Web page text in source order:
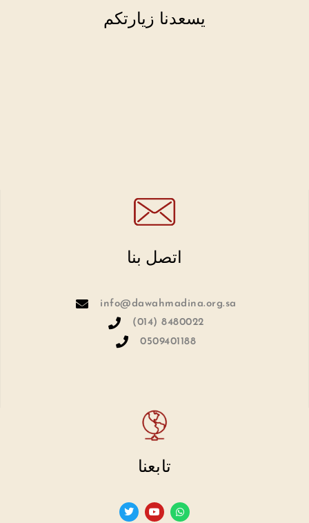
يسعدنا زيارتكم
اتصل بنا
info@dawahmadina.org.sa
(014) 8480022
0509401188
تابعنا